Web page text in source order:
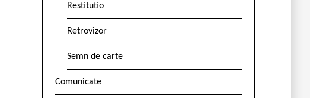
Restitutio
Retrovizor
Semn de carte
Comunicate